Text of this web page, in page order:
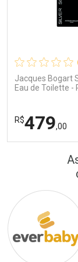
Comprar sem
Por R$ 389,90/
Comprar sem
Por R$ 389,90/
Jacques Bogart
Eau de Toilette -
R$479,00
Por